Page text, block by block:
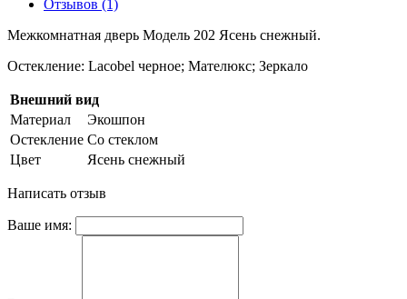
Отзывов (1)
Межкомнатная дверь Модель 202 Ясень снежный.
Остекление: Lacobel черное; Мателюкс; Зеркало
Внешний вид
Материал
Экошпон
Остекление Со стеклом
Цвет
Ясень снежный
Написать отзыв
Ваше имя: